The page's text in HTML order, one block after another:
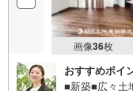
画像36枚
おすすめポイ
■新築■広々土